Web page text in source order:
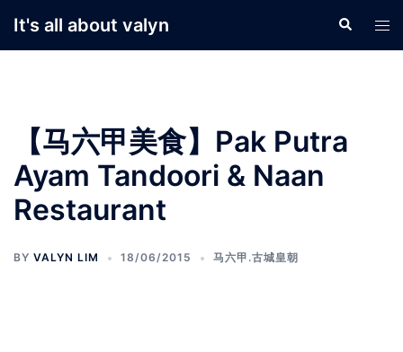
It's all about valyn Search
【马六甲美食】Pak Putra
Ayam Tandoori & Naan
Restaurant
BY VALYN LIM 18/06/2015 马六甲.古城皇朝